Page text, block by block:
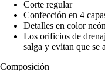
Corte regular
Confección en 4
Detalles en color neón
Los orificios de
salga y evitan que se
Composición